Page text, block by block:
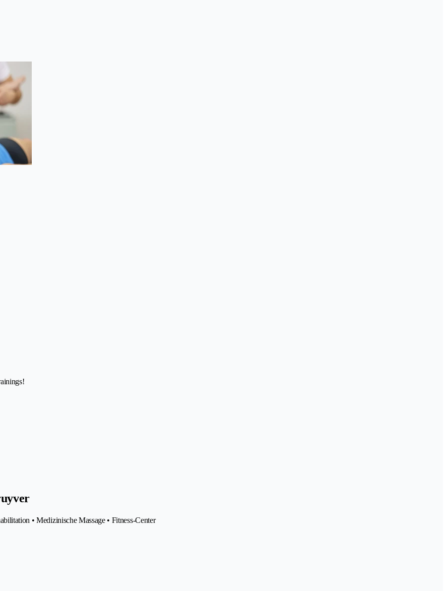
• Medizinische Massage • Fitness-Center